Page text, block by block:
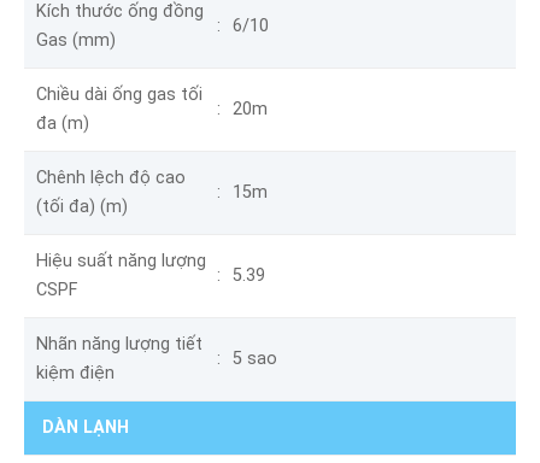
Kích thước ống đồng
Gas (mm)
6/10
Chiều dài ống gas tối
đa (m)
20m
Chênh lệch độ cao
(tối đa) (m)
15m
Hiệu suất năng lượng
CSPF
5.39
Nhãn năng lượng tiết
kiệm điện
5 sao
DÀN LẠNH